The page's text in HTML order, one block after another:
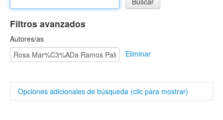
Filtros avanzados
Autores/as
Eliminar
Opciones adicionales de búsqueda (clic para mostrar)